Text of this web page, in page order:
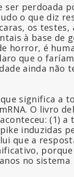
ser perdoada
o que diz
os
à base de
horror, é
que o
ainda não
significa a
O livro
(1)
induzidas
que a
no